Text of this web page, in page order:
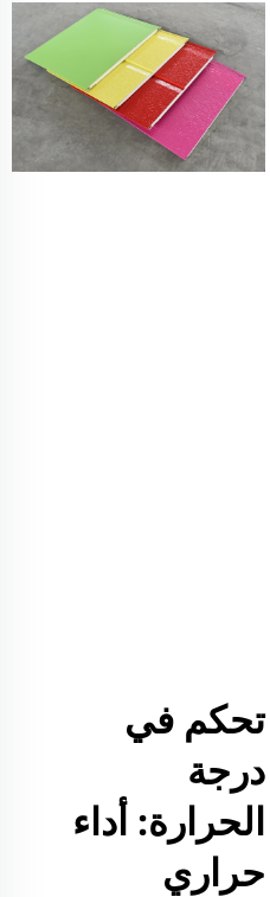
تحكم في
درجة
الحرارة: أداء
حراري